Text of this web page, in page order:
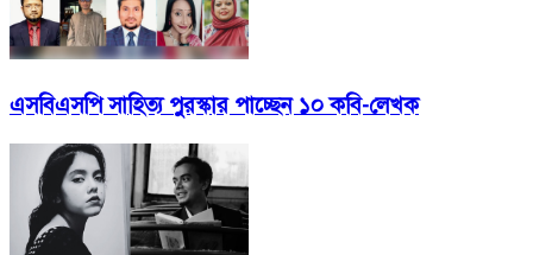
এসবিএসপি সাহিত্য পুরস্কার পাচ্ছেন ১০ কবি-লেখক